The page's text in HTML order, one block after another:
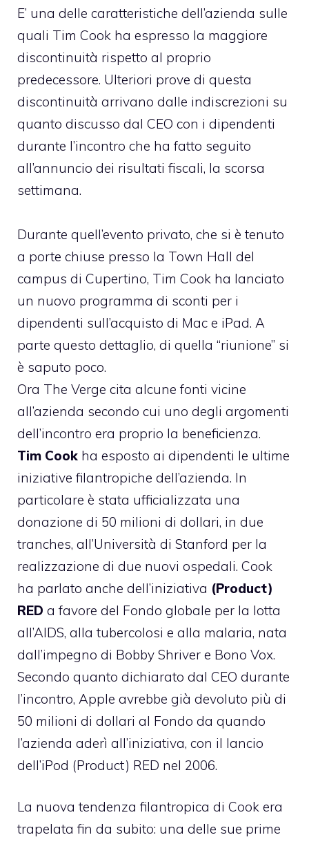
E’ una delle caratteristiche dell’azienda sulle
quali Tim Cook ha espresso la maggiore
discontinuità rispetto al proprio
predecessore. Ulteriori prove di questa
discontinuità arrivano dalle indiscrezioni su
quanto discusso dal CEO con i dipendenti
durante l’incontro che ha fatto seguito
all’annuncio dei risultati fiscali, la scorsa
settimana.
Durante quell’evento privato, che si è tenuto
a porte chiuse presso la Town Hall del
campus di Cupertino, Tim Cook ha lanciato
un nuovo programma di sconti per i
dipendenti sull’acquisto di Mac e iPad. A
parte questo dettaglio, di quella “riunione” si
è saputo poco.
Ora The Verge cita alcune fonti vicine
all’azienda secondo cui uno degli argomenti
dell’incontro era proprio la beneficienza.
Tim Cook ha esposto ai dipendenti le ultime
iniziative filantropiche dell’azienda. In
particolare è stata ufficializzata una
donazione di 50 milioni di dollari, in due
tranches, all’Università di Stanford per la
realizzazione di due nuovi ospedali. Cook
ha parlato anche dell’iniziativa (Product)
RED a favore del Fondo globale per la lotta
all’AIDS, alla tubercolosi e alla malaria, nata
dall’impegno di Bobby Shriver e Bono Vox.
Secondo quanto dichiarato dal CEO durante
l’incontro, Apple avrebbe già devoluto più di
50 milioni di dollari al Fondo da quando
l’azienda aderì all’iniziativa, con il lancio
dell’iPod (Product) RED nel 2006.
La nuova tendenza filantropica di Cook era
trapelata fin da subito: una delle sue prime